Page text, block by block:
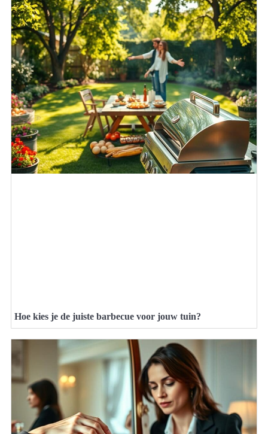
Hoe kies je de juiste barbecue voor jouw tuin?